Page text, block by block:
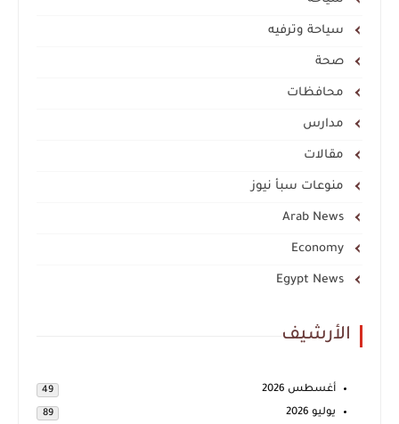
سياحة وترفيه
صحة
محافظات
مدارس
مقالات
منوعات سبأ نيوز
Arab News
Economy
Egypt News
الأرشيف
أغسطس 2026 49
يوليو 2026 89